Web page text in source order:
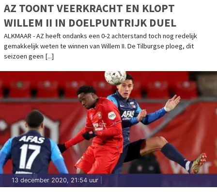
AZ TOONT VEERKRACHT EN KLOPT
WILLEM II IN DOELPUNTRIJK DUEL
ALKMAAR - AZ heeft ondanks een 0-2 achterstand toch nog redelijk
gemakkelijk weten te winnen van Willem II. De Tilburgse ploeg, dit
seizoen geen [...]
13 december 2020, 21:54 uur